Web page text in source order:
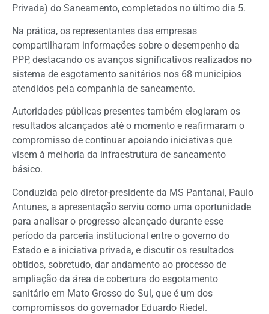
Privada) do Saneamento, completados no último dia 5.
Na prática, os representantes das empresas
compartilharam informações sobre o desempenho da
PPP, destacando os avanços significativos realizados no
sistema de esgotamento sanitários nos 68 municípios
atendidos pela companhia de saneamento.
Autoridades públicas presentes também elogiaram os
resultados alcançados até o momento e reafirmaram o
compromisso de continuar apoiando iniciativas que
visem à melhoria da infraestrutura de saneamento
básico.
Conduzida pelo diretor-presidente da MS Pantanal, Paulo
Antunes, a apresentação serviu como uma oportunidade
para analisar o progresso alcançado durante esse
período da parceria institucional entre o governo do
Estado e a iniciativa privada, e discutir os resultados
obtidos, sobretudo, dar andamento ao processo de
ampliação da área de cobertura do esgotamento
sanitário em Mato Grosso do Sul, que é um dos
compromissos do governador Eduardo Riedel.